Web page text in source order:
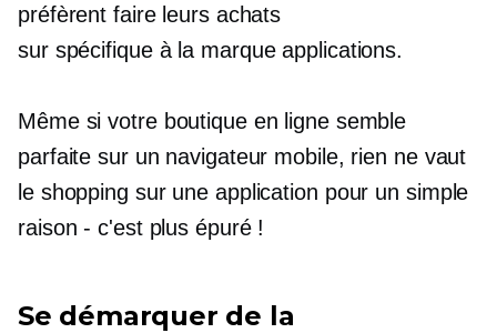
préfèrent faire leurs achats
sur spécifique à la marqueapplications.
Même si votre boutique en ligne semble
parfaite sur un navigateur mobile, rien ne vaut
le shopping sur une application pour un simple
raison - c'estplus épuré !
Se démarquer de la